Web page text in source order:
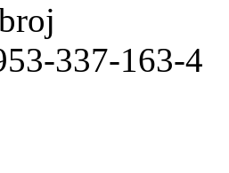
337-163-4